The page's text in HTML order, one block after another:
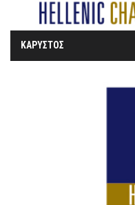
ΚΑΡΥΣΤΟΣ